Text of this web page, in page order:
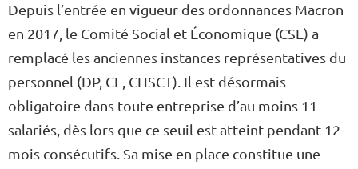
Depuis l’entrée en vigueur des ordonnances Macron
en 2017, le Comité Social et Économique (CSE) a
remplacé les anciennes instances représentatives du
personnel (DP, CE, CHSCT). Il est désormais
obligatoire dans toute entreprise d’au moins 11
salariés, dès lors que ce seuil est atteint pendant 12
mois consécutifs. Sa mise en place constitue une